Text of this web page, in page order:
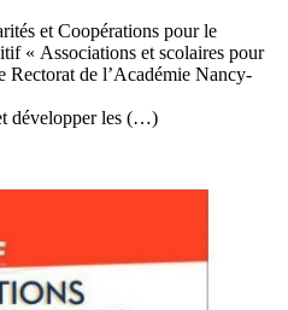
et Coopérations pour le
« Associations et scolaires pour
Rectorat de l’Académie Nancy-
développer les (…)